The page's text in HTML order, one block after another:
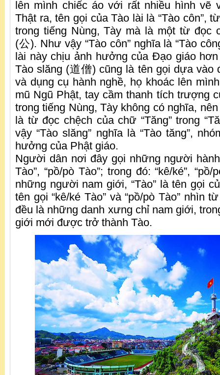
lên mình chiếc áo với rất nhiều hình vẽ
Thật ra, tên gọi của Tào lài là “Tào côn”,
trong tiếng Nùng, Tày mà là một từ đọc
(公). Như vậy “Tào côn” nghĩa là “Tào
lài này chịu ảnh hưởng của Đạo giáo
Tào slăng (道僧) cũng là tên gọi dựa vào
và dụng cụ hành nghề, họ khoác lên
mũ Ngũ Phật, tay cầm thanh tích trượng
trong tiếng Nùng, Tày không có nghĩa, nên
là từ đọc chệch của chữ “Tăng” trong
vậy “Tào slăng” nghĩa là “Tào tăng”,
hưởng của Phật giáo.
Người dân nơi đây gọi những người
Tào”, “pồ/pò Tào”; trong đó: “kê/ké”,
những người nam giới, “Tào” là tên gọi
tên gọi “kê/ké Tào” và “pồ/pò Tào” nhìn
đều là những danh xưng chỉ nam giới,
giới mới được trở thành Tào.